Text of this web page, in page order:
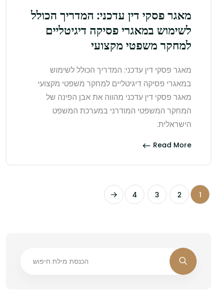
מאגר פסקי דין עדכני: המדריך הכולל
לשימוש במאגרי פסיקה דיגיטליים
למחקר משפטי מקצועי
מאגר פסקי דין עדכני: המדריך הכולל לשימוש
במאגרי פסיקה דיגיטליים למחקר משפטי מקצועי
מאגר פסקי דין עדכני מהווה את אבן הפינה של
המחקר המשפטי המודרני במערכת המשפט
הישראלית.
Read More
1
2
3
4